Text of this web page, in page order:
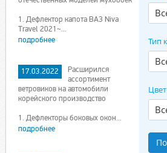
1. Дефлектор капота ВАЗ Niva
Travel 2021~...
подробнее
17.03.2022
Расширился
ассортимент
ветровиков на автомобили
корейского производство
1. Дефлекторы боковых окон...
подробнее
Тип
Цвет